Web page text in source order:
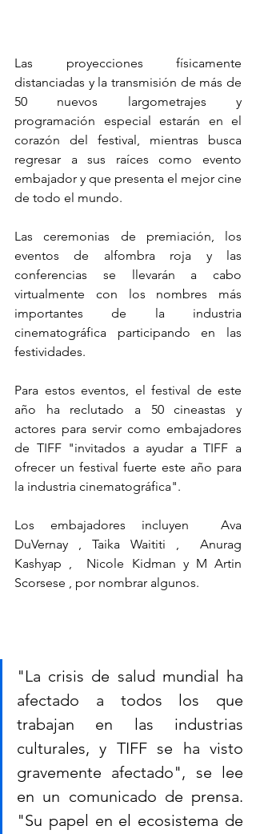
Las proyecciones físicamente
distanciadas y la transmisión de más de
50 nuevos largometrajes y
programación especial estarán en el
corazón del festival, mientras busca
regresar a sus raíces como evento
embajador y que presenta el mejor cine
de todo el mundo.
Las ceremonias de premiación, los
eventos de alfombra roja y las
conferencias se llevarán a cabo
virtualmente con los nombres más
importantes de la industria
cinematográfica participando en las
festividades.
Para estos eventos, el festival de este
año ha reclutado a 50 cineastas y
actores para servir como embajadores
de TIFF "invitados a ayudar a TIFF a
ofrecer un festival fuerte este año para
la industria cinematográfica".
Los embajadores incluyen  Ava
DuVernay , Taika Waititi ,  Anurag
Kashyap ,  Nicole Kidman y M Artin
Scorsese , por nombrar algunos.
"La crisis de salud mundial ha
afectado a todos los que
trabajan en las industrias
culturales, y TIFF se ha visto
gravemente afectado", se lee
en un comunicado de prensa.
"Su papel en el ecosistema de